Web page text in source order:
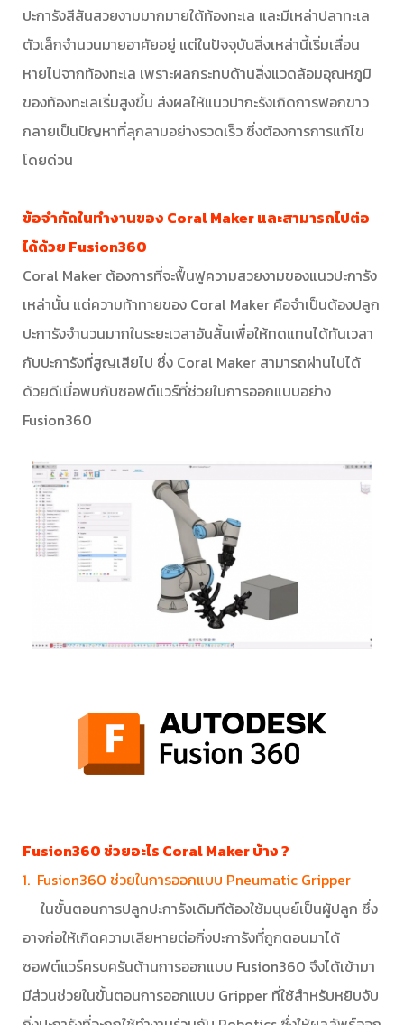
ปะการังสีสันสวยงามมากมายใต้ท้องทะเล และมีเหล่าปลาทะเล
ตัวเล็กจำนวนมายอาศัยอยู่ แต่ในปัจจุบันสิ่งเหล่านี้เริ่มเลื่อน
หายไปจากท้องทะเล เพราะผลกระทบด้านสิ่งแวดล้อมอุณหภูมิ
ของท้องทะเลเริ่มสูงขึ้น ส่งผลให้แนวปากะรังเกิดการฟอกขาว
กลายเป็นปัญหาที่ลุกลามอย่างรวดเร็ว ซึ่งต้องการการแก้ไข
โดยด่วน
ข้อจำกัดในทำงานของ Coral Maker และสามารถไปต่อ
ได้ด้วย Fusion360
Coral Maker ต้องการที่จะฟื้นฟูความสวยงามของแนวปะการัง
เหล่านั้น แต่ความท้าทายของ Coral Maker คือจำเป็นต้องปลูก
ปะการังจำนวนมากในระยะเวลาอันสั้นเพื่อให้ทดแทนได้ทันเวลา
กับปะการังที่สูญเสียไป ซึ่ง Coral Maker สามารถผ่านไปได้
ด้วยดีเมื่อพบกับซอฟต์แวร์ที่ช่วยในการออกแบบอย่าง
Fusion360
Fusion360 ช่วยอะไร Coral Maker บ้าง ?
1. Fusion360 ช่วยในการออกแบบ Pneumatic Gripper
ในขั้นตอนการปลูกปะการังเดิมทีต้องใช้มนุษย์เป็นผู้ปลูก ซึ่ง
อาจก่อให้เกิดความเสียหายต่อกิ่งปะการังที่ถูกตอนมาได้
ซอฟต์แวร์ครบครันด้านการออกแบบ Fusion360 จึงได้เข้ามา
มีส่วนช่วยในขั้นตอนการออกแบบ Gripper ที่ใช้สำหรับหยิบจับ